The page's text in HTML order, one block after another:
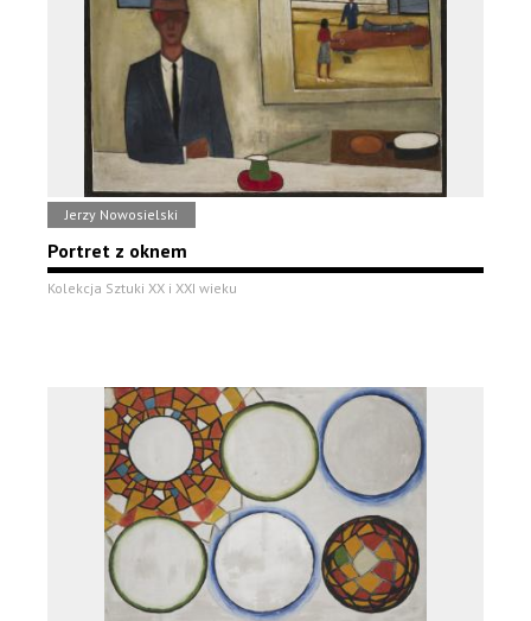
Jerzy Nowosielski
Portret z oknem
Kolekcja Sztuki XX i XXI wieku